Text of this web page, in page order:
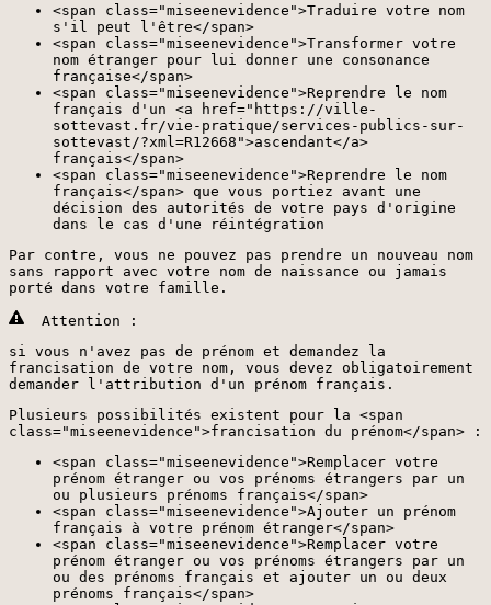
<span class="miseenevidence">Traduire votre nom
s'il peut l'être</span>
<span class="miseenevidence">Transformer votre
nom étranger pour lui donner une consonance
française</span>
<span class="miseenevidence">Reprendre le nom
français d'un <a href="https://ville-
sottevast.fr/vie-pratique/services-publics-sur-
sottevast/?xml=R12668">ascendant</a>
français</span>
<span class="miseenevidence">Reprendre le nom
français</span> que vous portiez avant une
décision des autorités de votre pays d'origine
dans le cas d'une réintégration
Par contre, vous ne pouvez pas prendre un nouveau nom
sans rapport avec votre nom de naissance ou jamais
porté dans votre famille.
Attention :
si vous n'avez pas de prénom et demandez la
francisation de votre nom, vous devez obligatoirement
demander l'attribution d'un prénom français.
Plusieurs possibilités existent pour la <span
class="miseenevidence">francisation du prénom</span> :
<span class="miseenevidence">Remplacer votre
prénom étranger ou vos prénoms étrangers par un
ou plusieurs prénoms français</span>
<span class="miseenevidence">Ajouter un prénom
français à votre prénom étranger</span>
<span class="miseenevidence">Remplacer votre
prénom étranger ou vos prénoms étrangers par un
ou des prénoms français et ajouter un ou deux
prénoms français</span>